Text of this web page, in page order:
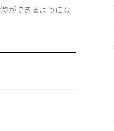
ができるようにな